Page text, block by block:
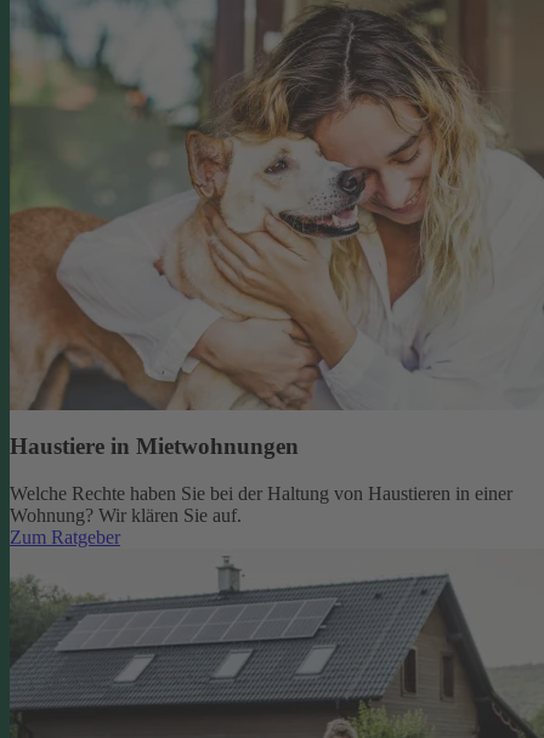
Haustiere in Mietwohnungen
Welche Rechte haben Sie bei der Haltung von Haustieren in einer
Wohnung? Wir klären Sie auf.
Zum Ratgeber